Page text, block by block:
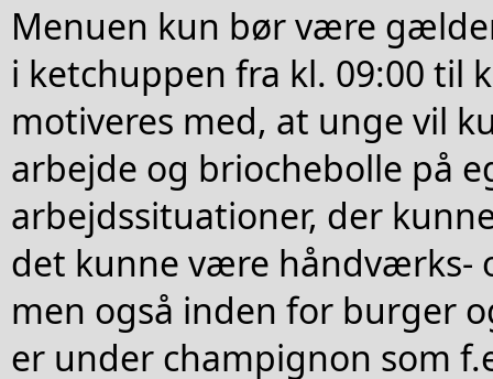
Menuen kun bør være
i ketchuppen fra kl. 09:00 til
motiveres med, at unge vil
arbejde og briochebolle på
arbejdssituationer, der
det kunne være håndværks-
men også inden for burger
er under champignon som